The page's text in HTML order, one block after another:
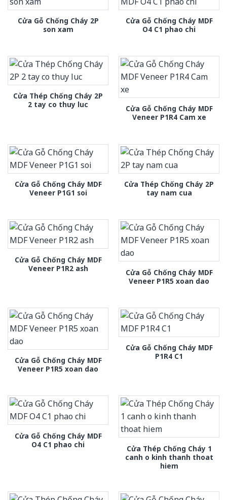
Cửa Gỗ Chống Cháy 2P
son xam
Cửa Gỗ Chống Cháy MDF
O4 C1 phao chi
Cửa Thép Chống Cháy 2P
2 tay co thuy luc
Cửa Gỗ Chống Cháy MDF
Veneer P1R4 Cam xe
Cửa Gỗ Chống Cháy MDF
Veneer P1G1 soi
Cửa Thép Chống Cháy 2P
tay nam cua
Cửa Gỗ Chống Cháy MDF
Veneer P1R2 ash
Cửa Gỗ Chống Cháy MDF
Veneer P1R5 xoan dao
Cửa Gỗ Chống Cháy MDF
Veneer P1R5 xoan dao
Cửa Gỗ Chống Cháy MDF
P1R4 C1
Cửa Gỗ Chống Cháy MDF
O4 C1 phao chi
Cửa Thép Chống Cháy 1
canh o kinh thanh thoat
hiem